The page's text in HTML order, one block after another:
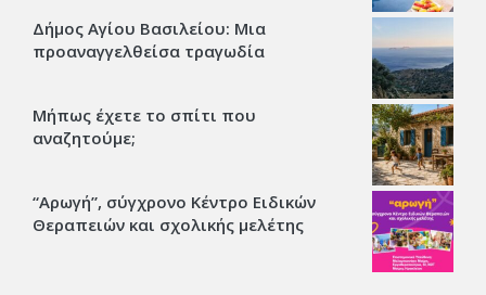
Δήμος Αγίου Βασιλείου: Μια
προαναγγελθείσα τραγωδία
Μήπως έχετε το σπίτι που
αναζητούμε;
“Αρωγή”, σύγχρονο Κέντρο Ειδικών
Θεραπειών και σχολικής μελέτης